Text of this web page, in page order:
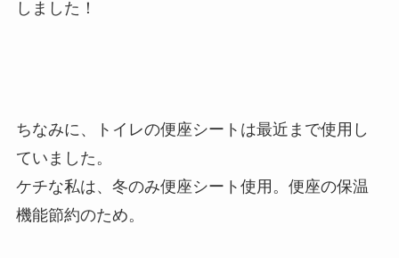
しました！
ちなみに、トイレの便座シートは最近まで使用し
ていました。
ケチな私は、冬のみ便座シート使用。便座の保温
機能節約のため。